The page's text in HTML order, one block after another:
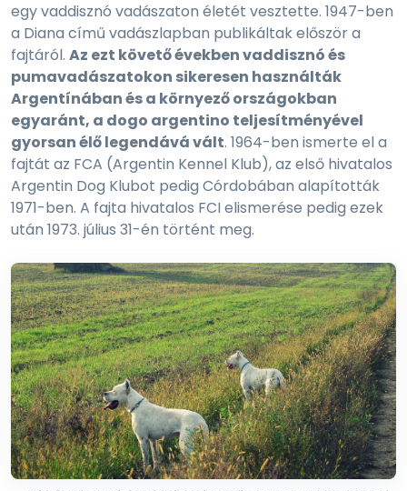
egy vaddisznó vadászaton életét vesztette. 1947-ben
a Diana című vadászlapban publikáltak először a
fajtáról. Az ezt követő években vaddisznó és
pumavadászatokon sikeresen használták
Argentínában és a környező országokban
egyaránt, a dogo argentino teljesítményével
gyorsan élő legendává vált. 1964-ben ismerte el a
fajtát az FCA (Argentin Kennel Klub), az első hivatalos
Argentin Dog Klubot pedig Córdobában alapították
1971-ben. A fajta hivatalos FCI elismerése pedig ezek
után 1973. július 31-én történt meg.